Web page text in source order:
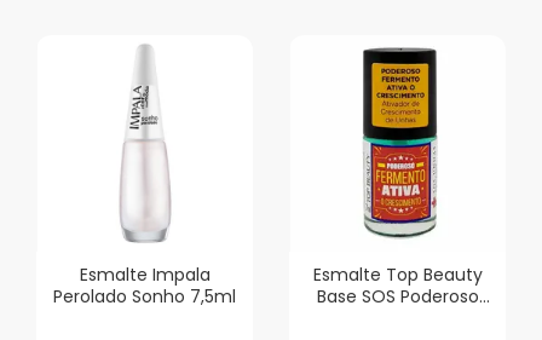
Esmalte Impala
Perolado Sonho 7,5ml
Esmalte Top Beauty
Base SOS Poderoso